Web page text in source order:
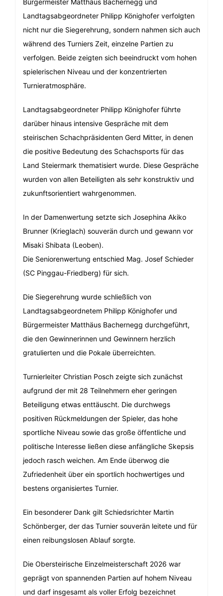
Bürgermeister Matthäus Bachernegg und
Landtagsabgeordneter Philipp Könighofer verfolgten
nicht nur die Siegerehrung, sondern nahmen sich auch
während des Turniers Zeit, einzelne Partien zu
verfolgen. Beide zeigten sich beeindruckt vom hohen
spielerischen Niveau und der konzentrierten
Turnieratmosphäre.
Landtagsabgeordneter Philipp Könighofer führte
darüber hinaus intensive Gespräche mit dem
steirischen Schachpräsidenten Gerd Mitter, in denen
die positive Bedeutung des Schachsports für das
Land Steiermark thematisiert wurde. Diese Gespräche
wurden von allen Beteiligten als sehr konstruktiv und
zukunftsorientiert wahrgenommen.
In der Damenwertung setzte sich Josephina Akiko
Brunner (Krieglach) souverän durch und gewann vor
Misaki Shibata (Leoben).
Die Seniorenwertung entschied Mag. Josef Schieder
(SC Pinggau-Friedberg) für sich.
Die Siegerehrung wurde schließlich von
Landtagsabgeordnetem Philipp Könighofer und
Bürgermeister Matthäus Bachernegg durchgeführt,
die den Gewinnerinnen und Gewinnern herzlich
gratulierten und die Pokale überreichten.
Turnierleiter Christian Posch zeigte sich zunächst
aufgrund der mit 28 Teilnehmern eher geringen
Beteiligung etwas enttäuscht. Die durchwegs
positiven Rückmeldungen der Spieler, das hohe
sportliche Niveau sowie das große öffentliche und
politische Interesse ließen diese anfängliche Skepsis
jedoch rasch weichen. Am Ende überwog die
Zufriedenheit über ein sportlich hochwertiges und
bestens organisiertes Turnier.
Ein besonderer Dank gilt Schiedsrichter Martin
Schönberger, der das Turnier souverän leitete und für
einen reibungslosen Ablauf sorgte.
Die Obersteirische Einzelmeisterschaft 2026 war
geprägt von spannenden Partien auf hohem Niveau
und darf insgesamt als voller Erfolg bezeichnet